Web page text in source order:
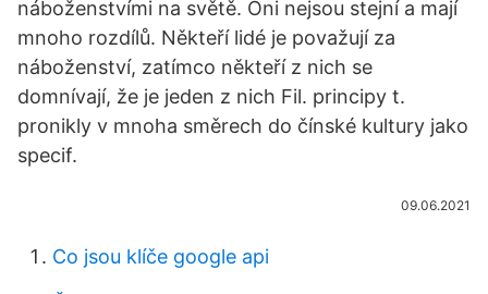
náboženstvími na světě. Oni nejsou stejní a mají
mnoho rozdílů. Někteří lidé je považují za
náboženství, zatímco někteří z nich se
domnívají, že je jeden z nich Fil. principy t.
pronikly v mnoha směrech do čínské kultury jako
specif.
09.06.2021
Co jsou klíče google api